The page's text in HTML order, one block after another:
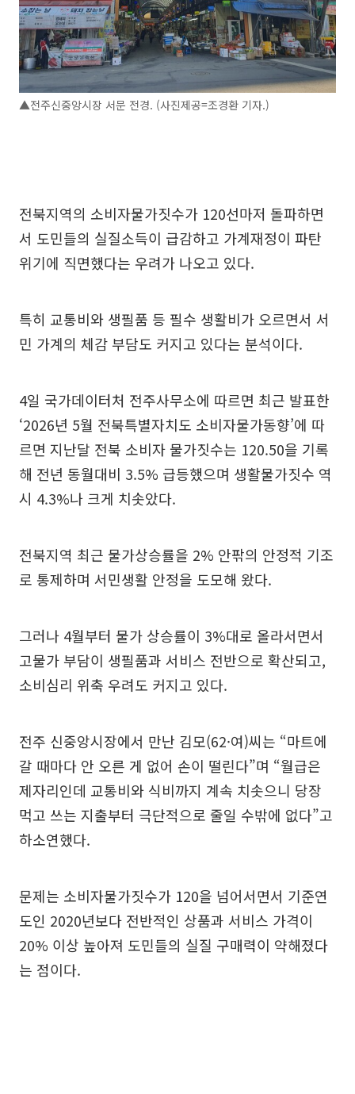
▲전주신중앙시장 서문 전경. (사진제공=조경환 기자.)
전북지역의 소비자물가짓수가 120선마저 돌파하면
서 도민들의 실질소득이 급감하고 가계재정이 파탄
위기에 직면했다는 우려가 나오고 있다.
특히 교통비와 생필품 등 필수 생활비가 오르면서 서
민 가계의 체감 부담도 커지고 있다는 분석이다.
4일 국가데이터처 전주사무소에 따르면 최근 발표한
‘2026년 5월 전북특별자치도 소비자물가동향’에 따
르면 지난달 전북 소비자 물가짓수는 120.50을 기록
해 전년 동월대비 3.5% 급등했으며 생활물가짓수 역
시 4.3%나 크게 치솟았다.
전북지역 최근 물가상승률을 2% 안팎의 안정적 기조
로 통제하며 서민생활 안정을 도모해 왔다.
그러나 4월부터 물가 상승률이 3%대로 올라서면서
고물가 부담이 생필품과 서비스 전반으로 확산되고,
소비심리 위축 우려도 커지고 있다.
전주 신중앙시장에서 만난 김모(62·여)씨는 “마트에
갈 때마다 안 오른 게 없어 손이 떨린다”며 “월급은
제자리인데 교통비와 식비까지 계속 치솟으니 당장
먹고 쓰는 지출부터 극단적으로 줄일 수밖에 없다”고
하소연했다.
문제는 소비자물가짓수가 120을 넘어서면서 기준연
도인 2020년보다 전반적인 상품과 서비스 가격이
20% 이상 높아져 도민들의 실질 구매력이 약해졌다
는 점이다.